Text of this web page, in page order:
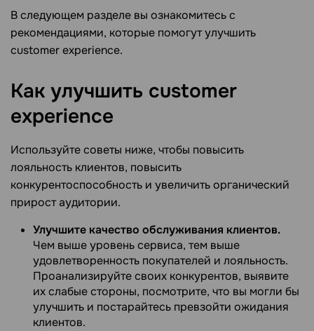
В следующем разделе вы ознакомитесь с
рекомендациями, которые помогут улучшить
customer experience.
Как улучшить customer
experience
Используйте советы ниже, чтобы повысить
лояльность клиентов, повысить
конкурентоспособность и увеличить органический
прирост аудитории.
Улучшите качество обслуживания клиентов.
Чем выше уровень сервиса, тем выше
удовлетворенность покупателей и лояльность.
Проанализируйте своих конкурентов, выявите
их слабые стороны, посмотрите, что вы могли бы
улучшить и постарайтесь превзойти ожидания
клиентов.